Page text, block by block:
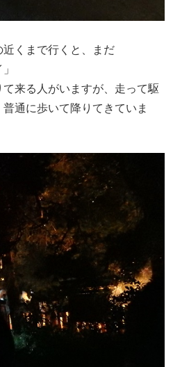
近くまで行くと、まだ
来る人がいますが、走って駆
通に歩いて降りてきていま